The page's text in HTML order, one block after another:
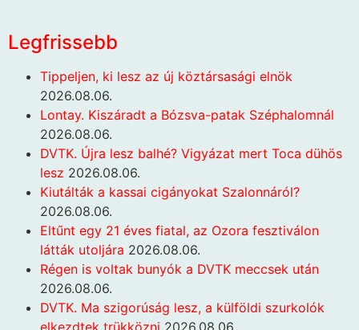
Legfrissebb
Tippeljen, ki lesz az új köztársasági elnök
2026.08.06.
Lontay. Kiszáradt a Bózsva-patak Széphalomnál
2026.08.06.
DVTK. Újra lesz balhé? Vigyázat mert Toca dühös
lesz 2026.08.06.
Kiutálták a kassai cigányokat Szalonnáról?
2026.08.06.
Eltűnt egy 21 éves fiatal, az Ozora fesztiválon
látták utoljára 2026.08.06.
Régen is voltak bunyók a DVTK meccsek után
2026.08.06.
DVTK. Ma szigorúság lesz, a külföldi szurkolók
elkezdtek trükközni 2026.08.06.